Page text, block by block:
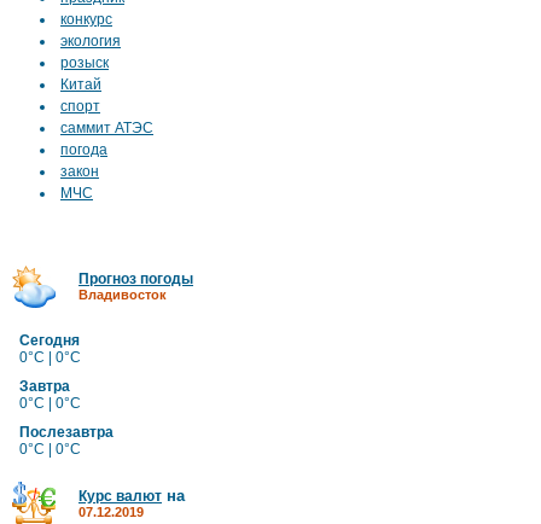
конкурс
экология
розыск
Китай
спорт
саммит АТЭС
погода
закон
МЧС
Прогноз погоды
Владивосток
Сегодня
0°C | 0°C
Завтра
0°C | 0°C
Послезавтра
0°C | 0°C
Курс валют на
07.12.2019